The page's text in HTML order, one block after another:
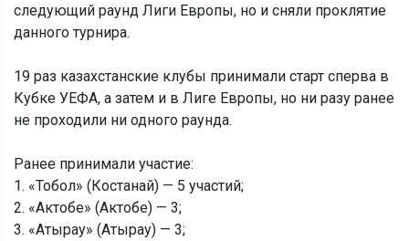
следующий раунд Лиги Европы, но и сняли проклятие
данного турнира.
19 раз казахстанские клубы принимали старт сперва в
Кубке УЕФА, а затем и в Лиге Европы, но ни разу ранее
не проходили ни одного раунда.
Ранее принимали участие:
1. «Тобол» (Костанай) — 5 участий;
2. «Актобе» (Актобе) — 3;
3. «Атырау» (Атырау) — 3;